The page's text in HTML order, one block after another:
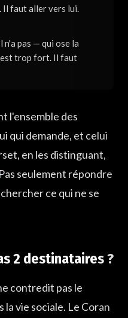
Il faut aller vers lui.
n'a pas — qui ose la
est trop fort. Il faut
l'ensemble des
qui demande, et celui
en les distinguant,
seulement répondre
ce qui ne se
2 destinataires ?
contredit pas le
vie sociale. Le Coran